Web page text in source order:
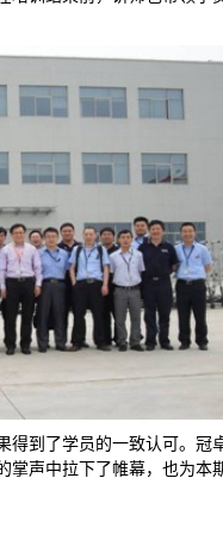
得到了学员的一致认可。冠
声中拉下了帷幕，也为本